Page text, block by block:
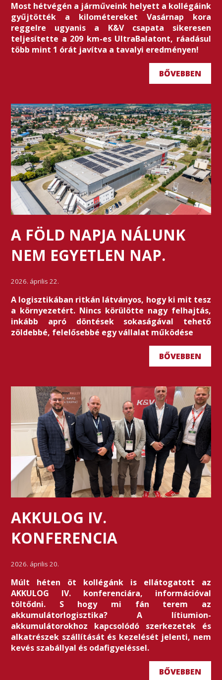
Most hétvégén a járműveink helyett a kollégáink
gyűjtötték a kilométereket Vasárnap kora
reggelre ugyanis a K&V csapata sikeresen
teljesítette a 209 km-es UltraBalatont, ráadásul
több mint 1 órát javítva a tavalyi eredményen!
BŐVEBBEN
A FÖLD NAPJA NÁLUNK
NEM EGYETLEN NAP.
2026. április 22.
A logisztikában ritkán látványos, hogy ki mit tesz
a környezetért. Nincs körülötte nagy felhajtás,
inkább apró döntések sokaságával tehető
zöldebbé, felelősebbé egy vállalat működése
BŐVEBBEN
AKKULOG IV.
KONFERENCIA
2026. április 20.
Múlt héten öt kollégánk is ellátogatott az
AKKULOG IV. konferenciára, információval
töltődni. S hogy mi fán terem az
akkumulátorlogisztika? A lítiumion-
akkumulátorokhoz kapcsolódó szerkezetek és
alkatrészek szállítását és kezelését jelenti, nem
kevés szabállyal és odafigyeléssel.
BŐVEBBEN